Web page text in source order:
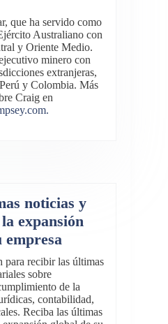
que ha servido como
Australiano con
y Oriente Medio.
minero con
extranjeras,
y Colombia. Más
Craig en
noticias y
expansión
empresa
para recibir las últimas
sobre
de la
contabilidad,
Reciba las últimas